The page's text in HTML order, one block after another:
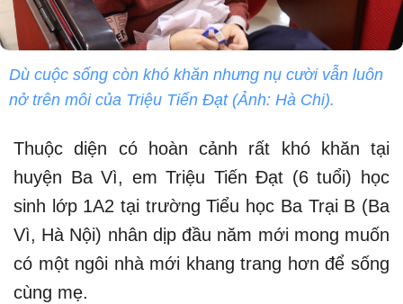
Dù cuộc sống còn khó khăn nhưng nụ cười vẫn luôn
nở trên môi của Triệu Tiến Đạt (Ảnh: Hà Chi).
Thuộc diện có hoàn cảnh rất khó khăn tại
huyện Ba Vì, em Triệu Tiến Đạt (6 tuổi) học
sinh lớp 1A2 tại trường Tiểu học Ba Trại B (Ba
Vì, Hà Nội) nhân dịp đầu năm mới mong muốn
có một ngôi nhà mới khang trang hơn để sống
cùng mẹ.